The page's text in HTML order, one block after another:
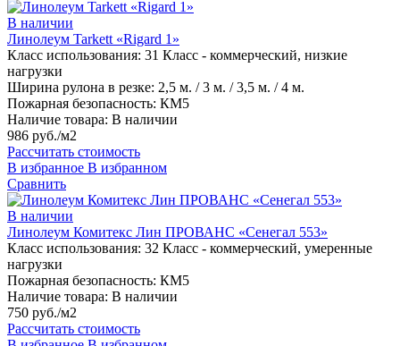
В наличии
Линолеум Tarkett «Rigard 1»
Класс использования: 31 Класс - коммерческий, низкие
нагрузки
Ширина рулона в резке: 2,5 м. / 3 м. / 3,5 м. / 4 м.
Пожарная безопасность: КМ5
Наличие товара: В наличии
986 руб./м2
Рассчитать стоимость
В избранное В избранном
Сравнить
В наличии
Линолеум Комитекс Лин ПРОВАНС «Сенегал 553»
Класс использования: 32 Класс - коммерческий, умеренные
нагрузки
Пожарная безопасность: КМ5
Наличие товара: В наличии
750 руб./м2
Рассчитать стоимость